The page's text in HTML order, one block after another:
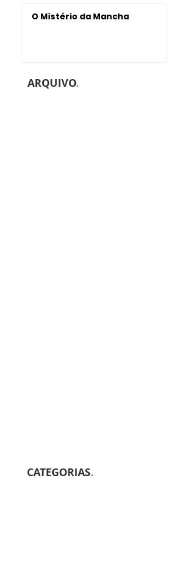
O Mistério da Mancha
CATEGORIAS.
ARQUIVO.